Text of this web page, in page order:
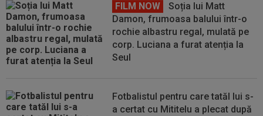
FILM NOW
Soția lui Matt
Damon, frumoasa balului într-o
rochie albastru regal, mulată pe
corp. Luciana a furat atenția la
Seul
Fotbalistul pentru care tatăl lui s-
a certat cu Mititelu a plecat după